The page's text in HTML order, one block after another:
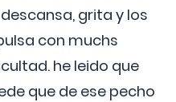
grita y los
con muchs
he leido que
que de ese pecho